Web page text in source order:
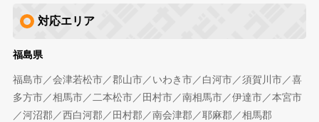
対応エリア
福島県
福島市／会津若松市／郡山市／いわき市／白河市／須賀川市／喜
多方市／相馬市／二本松市／田村市／南相馬市／伊達市／本宮市
／河沼郡／西白河郡／田村郡／南会津郡／耶麻郡／相馬郡